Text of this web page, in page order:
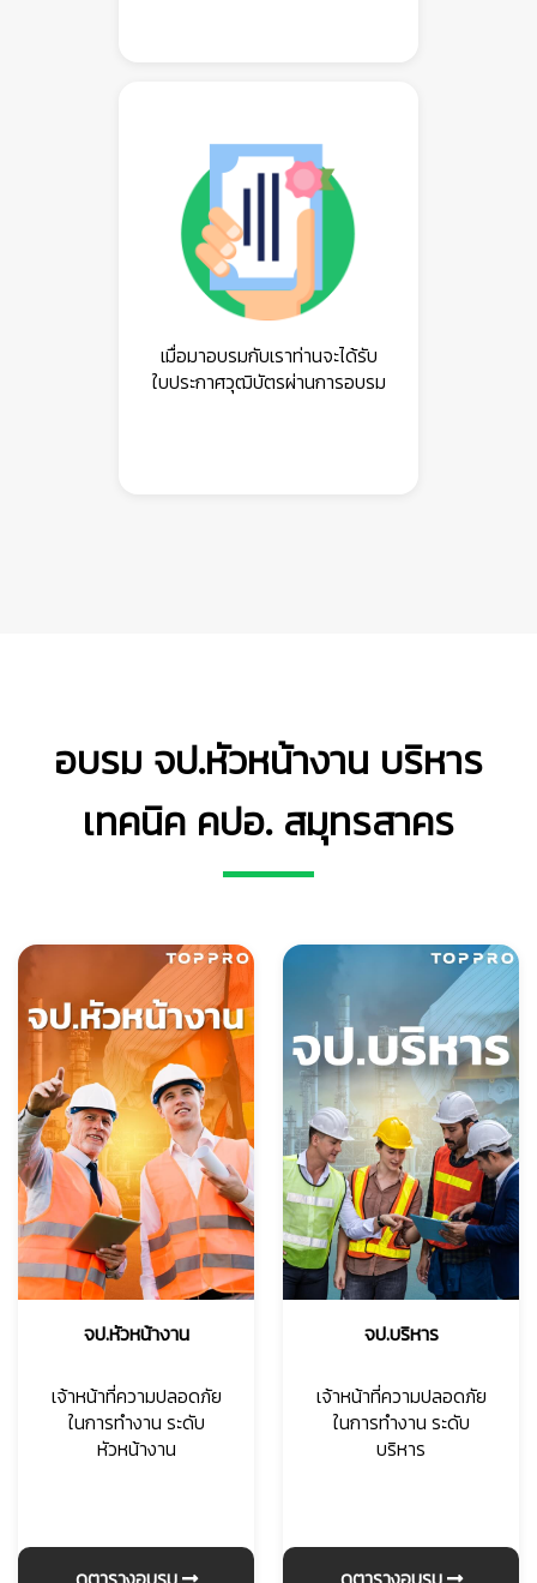
เมื่อมาอบรมกับเราท่านจะได้รับ
ใบประกาศวุฒิบัตรผ่านการอบรม
อบรม จป.หัวหน้างาน บริหาร
เทคนิค คปอ. สมุทรสาคร
จป.หัวหน้างาน
เจ้าหน้าที่ความปลอดภัย
ในการทำงาน ระดับ
หัวหน้างาน
จป.บริหาร
เจ้าหน้าที่ความปลอดภัย
ในการทำงาน ระดับ
บริหาร